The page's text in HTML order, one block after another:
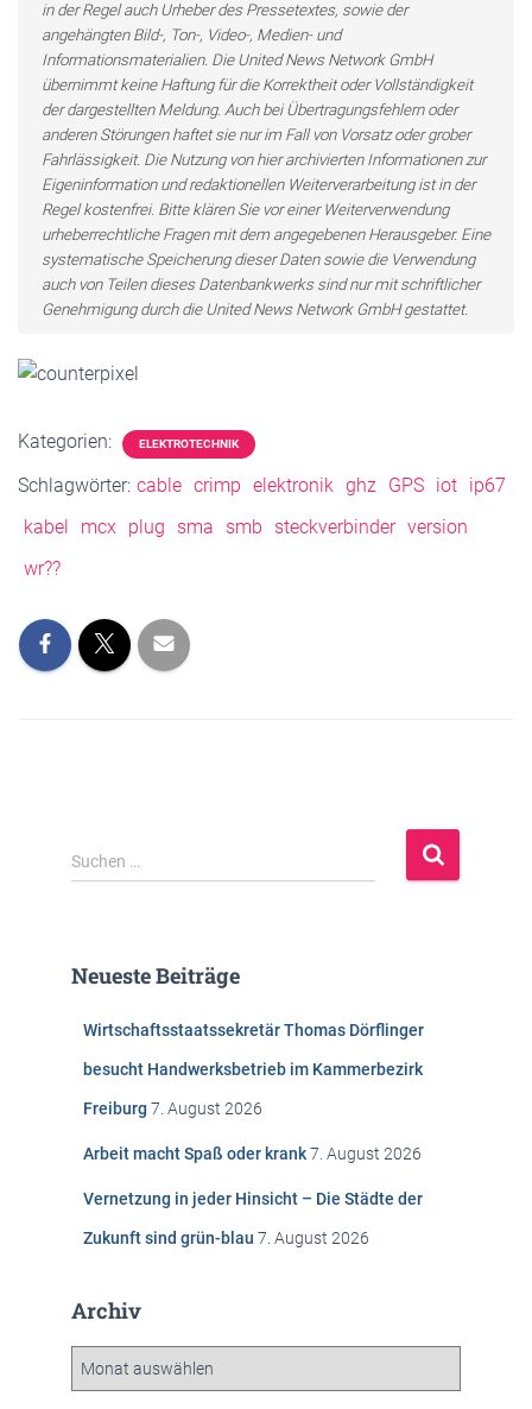
in der Regel auch Urheber des Pressetextes, sowie der
angehängten Bild-, Ton-, Video-, Medien- und
Informationsmaterialien. Die United News Network GmbH
übernimmt keine Haftung für die Korrektheit oder Vollständigkeit
der dargestellten Meldung. Auch bei Übertragungsfehlern oder
anderen Störungen haftet sie nur im Fall von Vorsatz oder grober
Fahrlässigkeit. Die Nutzung von hier archivierten Informationen zur
Eigeninformation und redaktionellen Weiterverarbeitung ist in der
Regel kostenfrei. Bitte klären Sie vor einer Weiterverwendung
urheberrechtliche Fragen mit dem angegebenen Herausgeber. Eine
systematische Speicherung dieser Daten sowie die Verwendung
auch von Teilen dieses Datenbankwerks sind nur mit schriftlicher
Genehmigung durch die United News Network GmbH gestattet.
Kategorien: ELEKTROTECHNIK
Schlagwörter: cable crimp elektronik ghz GPS iot ip67
kabel
mcx plug sma smb steckverbinder version
wr??
S
u
n
Suchen …
Neueste Beiträge
Wirtschaftsstaatssekretär Thomas Dörflinger
besucht Handwerksbetrieb im Kammerbezirk
Freiburg 7. August 2026
Arbeit macht Spaß oder krank7. August 2026
Vernetzung in jeder Hinsicht – Die Städte der
Zukunft sind grün-blau 7. August 2026
Archiv